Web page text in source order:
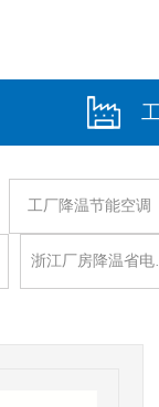
工厂降温节能空调
浙江厂房降温省